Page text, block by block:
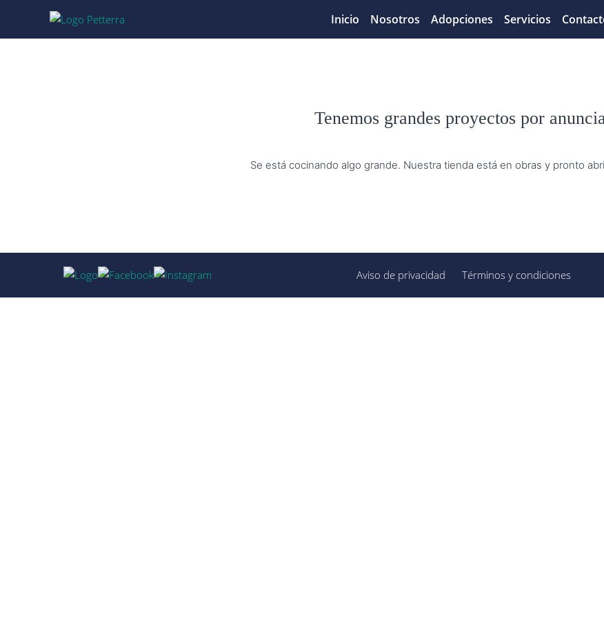
Inicio Nosotros Adopciones Servicios
Tenemos grandes proyectos por
Se está cocinando algo grande. Nuestra tienda está en obras y pronto
Aviso de privacidad Términos y condiciones